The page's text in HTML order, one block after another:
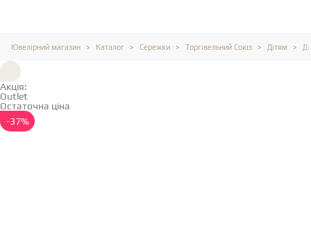
Ювелірний магазин Каталог Сережки Торгівельний Союз Дітям
Акція:
Outlet
Остаточна ціна
-37%